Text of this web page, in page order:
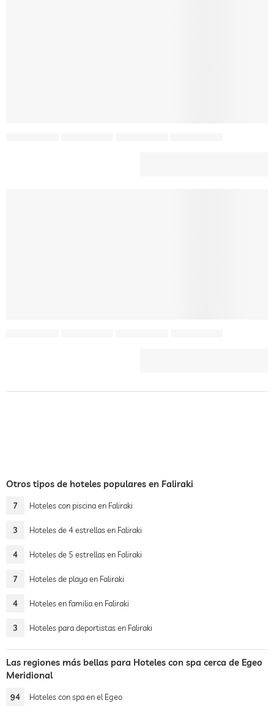
Otros tipos de hoteles populares en Faliraki
7 Hoteles con piscina en Faliraki
3 Hoteles de 4 estrellas en Faliraki
4 Hoteles de 5 estrellas en Faliraki
7 Hoteles de playa en Faliraki
4 Hoteles en familia en Faliraki
3 Hoteles para deportistas en Faliraki
Las regiones más bellas para Hoteles con spa cerca de Egeo
Meridional
94 Hoteles con spa en el Egeo